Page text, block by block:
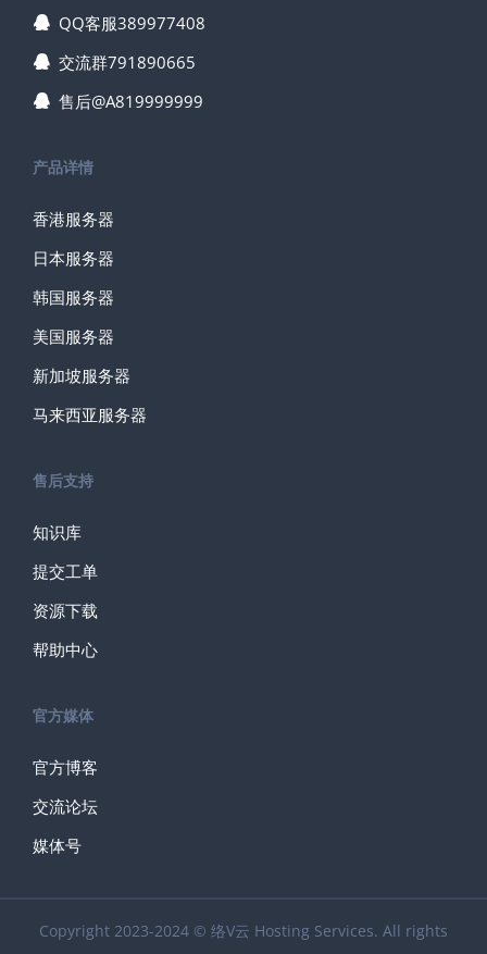
QQ客服389977408
交流群791890665
售后@A819999999
产品详情
香港服务器
日本服务器
韩国服务器
美国服务器
新加坡服务器
马来西亚服务器
售后支持
知识库
提交工单
资源下载
帮助中心
官方媒体
官方博客
交流论坛
媒体号
Copyright 2023-2024 © 络V云 Hosting Services. All rights